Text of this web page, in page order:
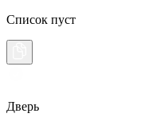
Список пуст
Дверь